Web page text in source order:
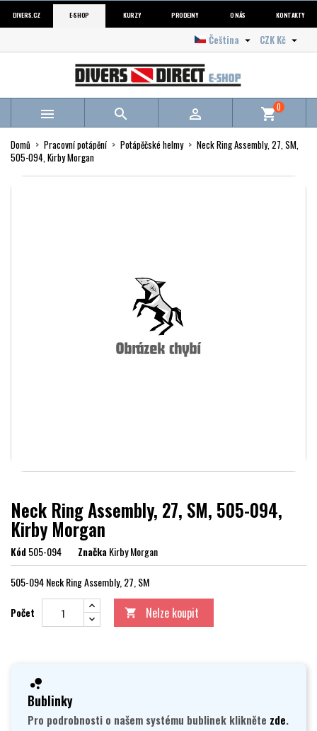
DIVERS.CZ E-SHOP KURZY PRODEJNY O NÁS KONTAKTY
CZK Kč 
Čeština 
   shopping_cart0
Domů Pracovní potápění Potápěčské helmy
Neck Ring Assembly, 27, SM,
505-094, Kirby Morgan
Neck Ring Assembly, 27, SM, 505-094,
Kirby Morgan
Kód505-094 ZnačkaKirby Morgan
505-094 Neck Ring Assembly, 27, SM
Počet  Nelze koupit
Bublinky
Pro podrobnosti o našem systému bublinek klikněte zde.